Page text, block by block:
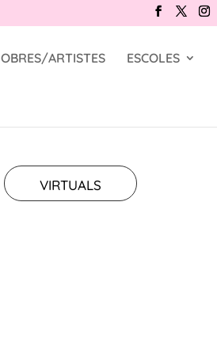
OBRES/ARTISTES ESCOLES
VIRTUALS